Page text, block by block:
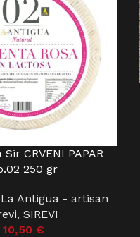
CRVENI PAPAR
250 gr
La Antigua - artisan
, SIREVI
10,50 €